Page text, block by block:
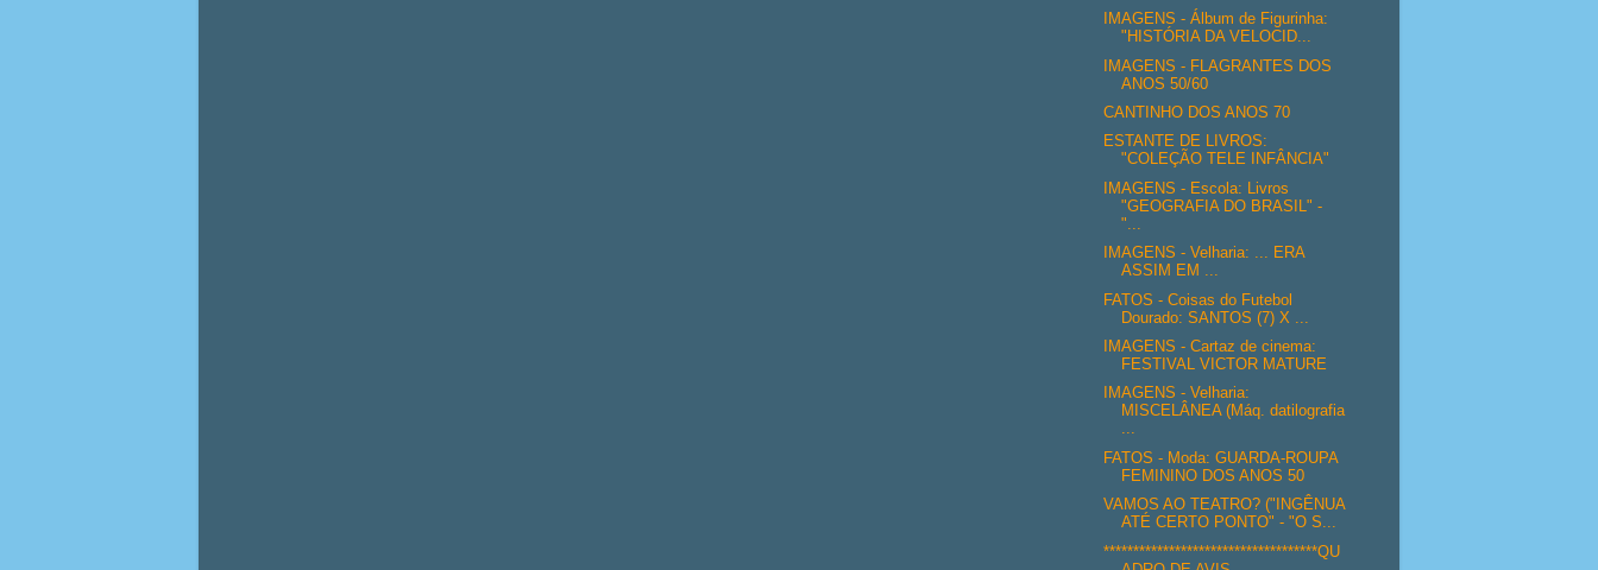
IMAGENS - Álbum de Figurinha:
"HISTÓRIA DA VELOCID...
IMAGENS - FLAGRANTES DOS
ANOS 50/60
CANTINHO DOS ANOS 70
ESTANTE DE LIVROS:
"COLEÇÃO TELE INFÂNCIA"
IMAGENS - Escola: Livros
"GEOGRAFIA DO BRASIL" -
"...
IMAGENS - Velharia: ... ERA
ASSIM EM ...
FATOS - Coisas do Futebol
Dourado: SANTOS (7) X ...
IMAGENS - Cartaz de cinema:
FESTIVAL VICTOR MATURE
IMAGENS - Velharia:
MISCELÂNEA (Máq. datilografia
...
FATOS - Moda: GUARDA-ROUPA
FEMININO DOS ANOS 50
VAMOS AO TEATRO? ("INGÊNUA
ATÉ CERTO PONTO" - "O S...
************************************QU